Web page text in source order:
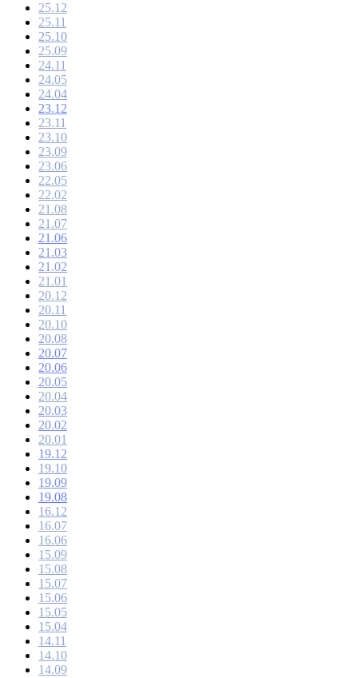
25.12
25.11
25.10
25.09
24.11
24.05
24.04
23.12
23.11
23.10
23.09
23.06
22.05
22.02
21.08
21.07
21.06
21.03
21.02
21.01
20.12
20.11
20.10
20.08
20.07
20.06
20.05
20.04
20.03
20.02
20.01
19.12
19.10
19.09
19.08
16.12
16.07
16.06
15.09
15.08
15.07
15.06
15.05
15.04
14.11
14.10
14.09